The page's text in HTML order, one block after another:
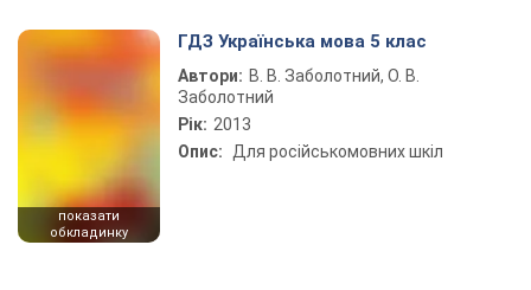
показати
обкладинку
ГДЗ Українська мова 5 клас
Автори: В. В. Заболотний, О. В.
Заболотний
Рік: 2013
Опис:
Для російськомовних шкіл